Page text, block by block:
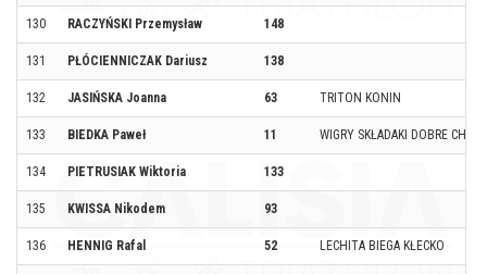
130 RACZYŃSKI Przemysław 148
131 PŁÓCIENNICZAK Dariusz 138
132 JASIŃSKA Joanna 63 TRITON KONIN
133 BIEDKA Paweł 11 WIGRY SKŁADAKI DOBRE
134 PIETRUSIAK Wiktoria 133
135 KWISSA Nikodem 93
136 HENNIG Rafal 52 LECHITA BIEGA KŁECKO